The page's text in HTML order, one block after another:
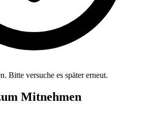
Bitte versuche es später erneut.
Mitnehmen